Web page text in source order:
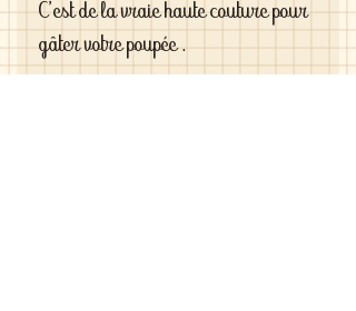
C'est de la vraie haute couture pour
gâter votre poupée .